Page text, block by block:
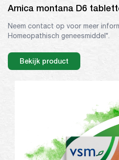
Arnica montana D6
Neem contact op voor meer
Homeopathisch geneesmiddel*.
Bekijk product